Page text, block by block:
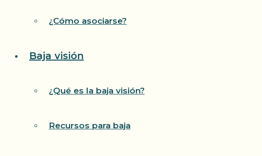
¿Cómo asociarse?
Baja visión
¿Qué es la baja visión?
Recursos para baja